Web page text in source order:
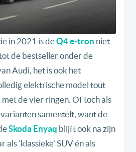
in 2021 is deQ4 e-tron niet
de bestseller onder de
Audi, het is ook het
elektrische model tout
de vier ringen. Of toch als
samentelt, want de
Skoda Enyaq blijft ook na zijn
‘klassieke’ SUV én als